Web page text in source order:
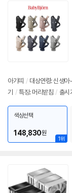
아기띠 / 대상연령: 신생아
기 / 특징: 머리받침 / 출
1위
색상선택
148,830원